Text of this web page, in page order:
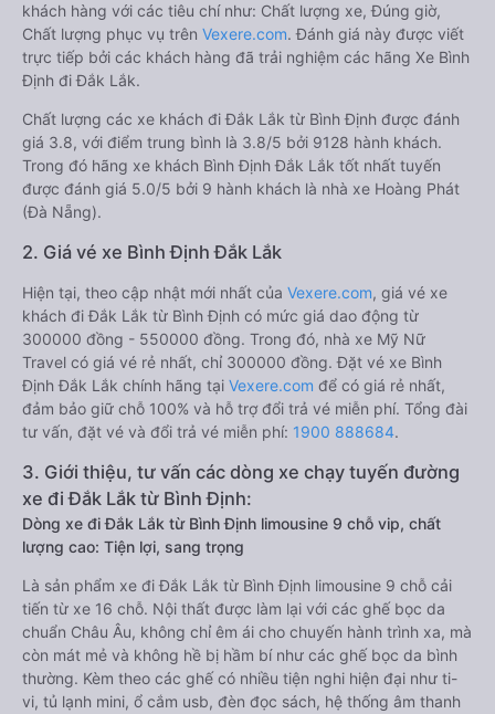
khách hàng với các tiêu chí như: Chất lượng xe, Đúng giờ,
Chất lượng phục vụ trên Vexere.com. Đánh giá này được viết
trực tiếp bởi các khách hàng đã trải nghiệm các hãng Xe Bình
Định đi Đắk Lắk.
Chất lượng các xe khách đi Đắk Lắk từ Bình Định được đánh
giá 3.8, với điểm trung bình là 3.8/5 bởi 9128 hành khách.
Trong đó hãng xe khách Bình Định Đắk Lắk tốt nhất tuyến
được đánh giá 5.0/5 bởi 9 hành khách là nhà xe Hoàng Phát
(Đà Nẵng).
2. Giá vé xe Bình Định Đắk Lắk
Hiện tại, theo cập nhật mới nhất của Vexere.com, giá vé xe
khách đi Đắk Lắk từ Bình Định có mức giá dao động từ
300000 đồng - 550000 đồng. Trong đó, nhà xe Mỹ Nữ
Travel có giá vé rẻ nhất, chỉ 300000 đồng. Đặt vé xe Bình
Định Đắk Lắk chính hãng tại Vexere.com để có giá rẻ nhất,
đảm bảo giữ chỗ 100% và hỗ trợ đổi trả vé miễn phí. Tổng đài
tư vấn, đặt vé và đổi trả vé miễn phí: 1900 888684.
3. Giới thiệu, tư vấn các dòng xe chạy tuyến đường
xe đi Đắk Lắk từ Bình Định:
Dòng xe đi Đắk Lắk từ Bình Định limousine 9 chỗ vip, chất
lượng cao: Tiện lợi, sang trọng
Là sản phẩm xe đi Đắk Lắk từ Bình Định limousine 9 chỗ cải
tiến từ xe 16 chỗ. Nội thất được làm lại với các ghế bọc da
chuẩn Châu Âu, không chỉ êm ái cho chuyến hành trình xa, mà
còn mát mẻ và không hề bị hầm bí như các ghế bọc da bình
thường. Kèm theo các ghế có nhiều tiện nghi hiện đại như ti-
vi, tủ lạnh mini, ổ cắm usb, đèn đọc sách, hệ thống âm thanh